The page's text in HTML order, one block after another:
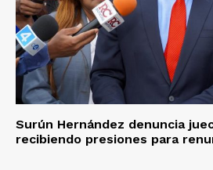
Surún Hernández denuncia
recibiendo presiones para